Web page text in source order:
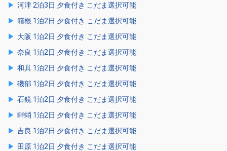
河津 2泊3日 夕食付き こだま選択可能
箱根 1泊2日 夕食付き こだま選択可能
大阪 1泊2日 夕食付き こだま選択可能
奈良 1泊2日 夕食付き こだま選択可能
和具 1泊2日 夕食付き こだま選択可能
磯部 1泊2日 夕食付き こだま選択可能
石鏡 1泊2日 夕食付き こだま選択可能
畔蛸 1泊2日 夕食付き こだま選択可能
吉良 1泊2日 夕食付き こだま選択可能
田原 1泊2日 夕食付き こだま選択可能